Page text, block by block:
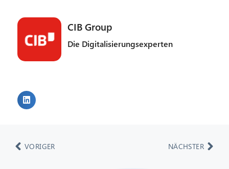
CIB Group
Die Digitalisierungsexperten
VORIGER NÄCHSTER